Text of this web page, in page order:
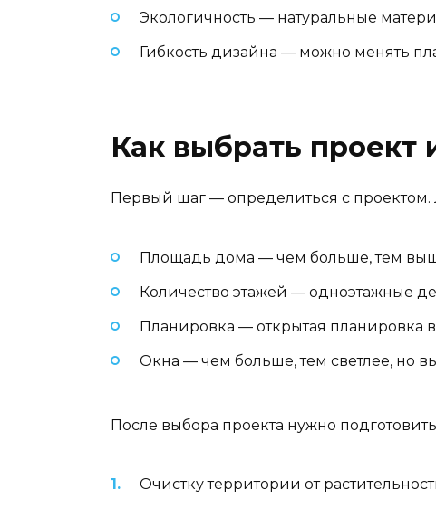
Экологичность — натуральные
Гибкость дизайна — можно менять
Как выбрать проект
Первый шаг — определиться с проектом.
Площадь дома — чем больше, тем
Количество этажей — одноэтажные
Планировка — открытая планировка
Окна — чем больше, тем светлее, но
После выбора проекта нужно подготовить
Очистку территории от